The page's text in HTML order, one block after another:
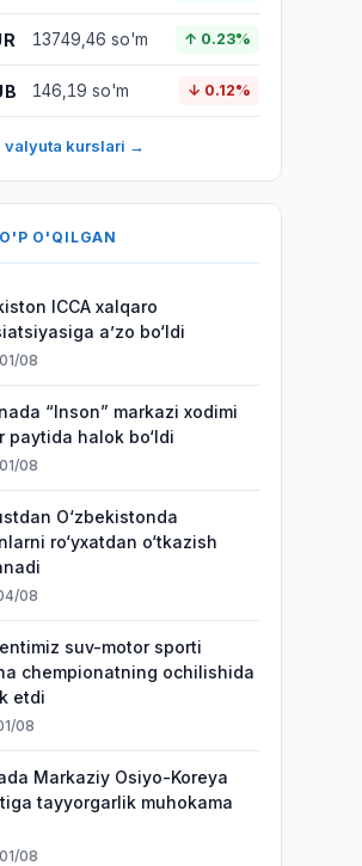
13749,46 so'm ↑ 0.23%
146,19 so'm ↓ 0.12%
valyuta kurslari →
O'QILGAN
ICCA xalqaro
aʼzo bo‘ldi
08
“Inson” markazi xodimi
paytida halok bo‘ldi
08
O‘zbekistonda
ro‘yxatdan o‘tkazish
08
suv-motor sporti
chempionatning ochilishida
etdi
08
Markaziy Osiyo-Koreya
tayyorgarlik muhokama
08